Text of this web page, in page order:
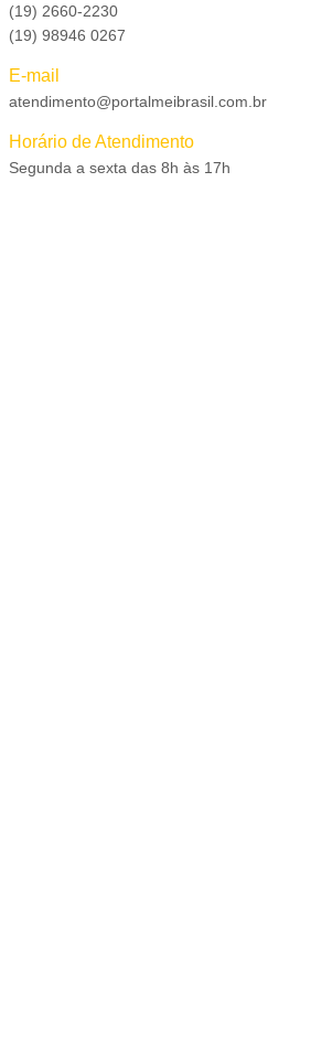
(19) 2660-2230
(19) 98946 0267
E-mail
atendimento@portalmeibrasil.com.br
Horário de Atendimento
Segunda a sexta das 8h às 17h